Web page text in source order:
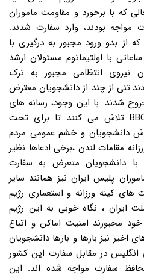
که با برخورد و مقاومت ماموران
مواجه بودند، وارد سفارت شدند.
از بدو ورود مجبور به درگیری با
با اولتیماتوم مسئولان ارشد
نیروی انتظامی مجبور به ترک
از چند از دانشجویان معترض
شدند. با این وجود، رسانه های
رژیم سلطنتی انگلیس، بویژه BBC تلاش می کنند تا برای تحت
دانشجویان و خشم عمومی مردم
مقامات لندن ،برخی ادعاها نظیر
با دانشجویان متعرض به سفارت
پلیس ایران نیز همانند سایر
کینه ورزانه و استعماری رژیم
علیه ملت ایران ، نگاه خوبی به این رژیم
خود مجبورند امنیت اماکن و اتباع
نیز بارها و بارها دانشجویان
در مقابل سفارت این کشور
سفارت مواجه شده اند. این